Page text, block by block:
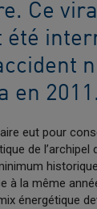
Ce
été
en 2011.
eut pour
de l’archipel
à la même
énergétique